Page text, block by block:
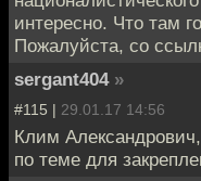
интересно. Что там
Пожалуйста, со
sergant404 »
#115 | 29.01.17 14:56
Клим
по теме для